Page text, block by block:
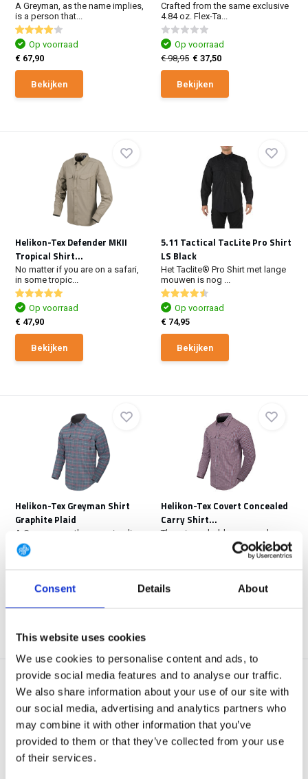
Consent Details About
This website uses cookies
We use cookies to personalise content and ads, to
provide social media features and to analyse our traffic.
We also share information about your use of our site with
our social media, advertising and analytics partners who
may combine it with other information that you’ve
provided to them or that they’ve collected from your use
of their services.
A Greyman, as the name implies,
is a person that...
Op voorraad
€ 67,90
Bekijken
Crafted from the same exclusive
4.84 oz. Flex-Ta...
Op voorraad
€ 98,95 € 37,50
Bekijken
Helikon-Tex Defender MKII
Tropical Shirt...
No matter if you are on a safari,
in some tropic...
Op voorraad
€ 47,90
Bekijken
5.11 Tactical TacLite Pro Shirt
LS Black
Het Taclite® Pro Shirt met lange
mouwen is nog ...
Op voorraad
€ 74,95
Bekijken
Helikon-Tex Greyman Shirt
Graphite Plaid
A Greyman, as the name implies,
is a person that...
€ 67,90
Bekijken
Helikon-Tex Covert Concealed
Carry Shirt...
There is probably no more low
€ 64,90